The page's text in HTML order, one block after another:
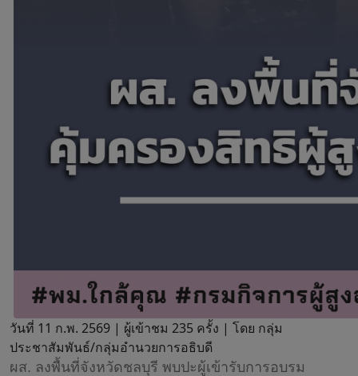
วันที่ 11 ก.พ. 2569 | ผู้เข้าชม 235 ครั้ง | โดย กลุ่ม
ประชาสัมพันธ์/กลุ่มอำนวยการอธิบดี
ผส. ลงพื้นที่จังหวัดชลบุรี พบปะผู้เข้ารับการอบรม